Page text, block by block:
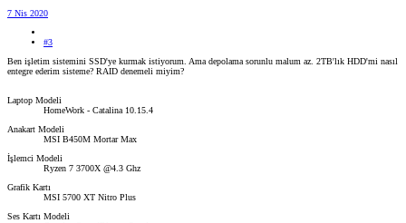
7 Nis 2020
#3
Ben işletim sistemini SSD'ye kurmak istiyorum. Ama depolama sorunlu malum az. 2TB'lık HDD'mi nasıl
entegre ederim sisteme? RAID denemeli miyim?
Laptop Modeli
HomeWork - Catalina 10.15.4
Anakart Modeli
MSI B450M Mortar Max
İşlemci Modeli
Ryzen 7 3700X @4.3 Ghz
Grafik Kartı
MSI 5700 XT Nitro Plus
Ses Kartı Modeli